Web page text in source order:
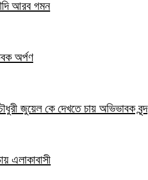
আরব গমন
অর্পণ
জুয়েল কে দেখতে চায় অভিভাবক বৃন্দ
এলাকাবাসী